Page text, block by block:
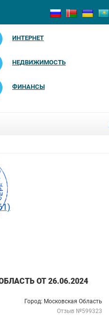
ИНТЕРНЕТ
НЕДВИЖИМОСТЬ
ФИНАНСЫ
ОТ 26.06.2024
Город: Московская Область
Отзыв №599323